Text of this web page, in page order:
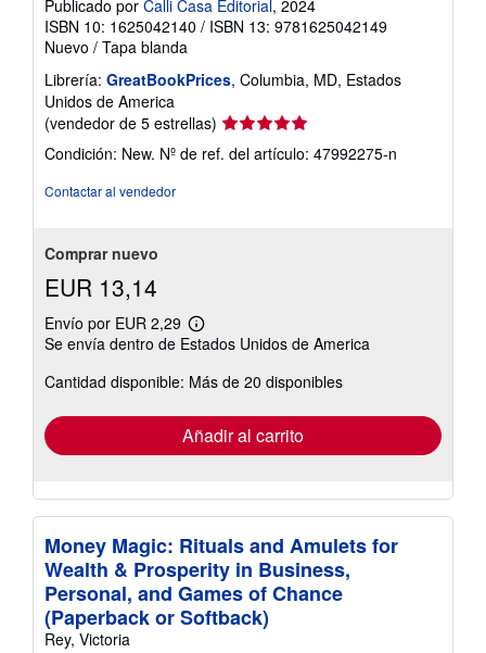
o
Publicado por Calli Casa Editorial, 2024
ISBN 10: 1625042140 / ISBN 13: 9781625042149
Nuevo / Tapa blanda
Librería: GreatBookPrices, Columbia, MD, Estados
Unidos de America
(vendedor de 5 estrellas) Calificación
del
vendedor:
Condición: New. Nº de ref. del artículo: 47992275-n
Contactar al vendedor
Comprar nuevo
EUR 13,14
Envío por EUR 2,29
Más
información
las
envío
Se envía dentro de Estados Unidos de America
Cantidad disponible: Más de 20 disponibles
Añadir al carrito
Money Magic: Rituals and Amulets for
Wealth & Prosperity in Business,
Personal, and Games of Chance
(Paperback or Softback)
Rey, Victoria